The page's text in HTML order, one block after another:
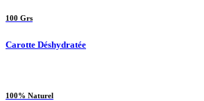
100 Grs
Carotte Déshydratée
100% Naturel